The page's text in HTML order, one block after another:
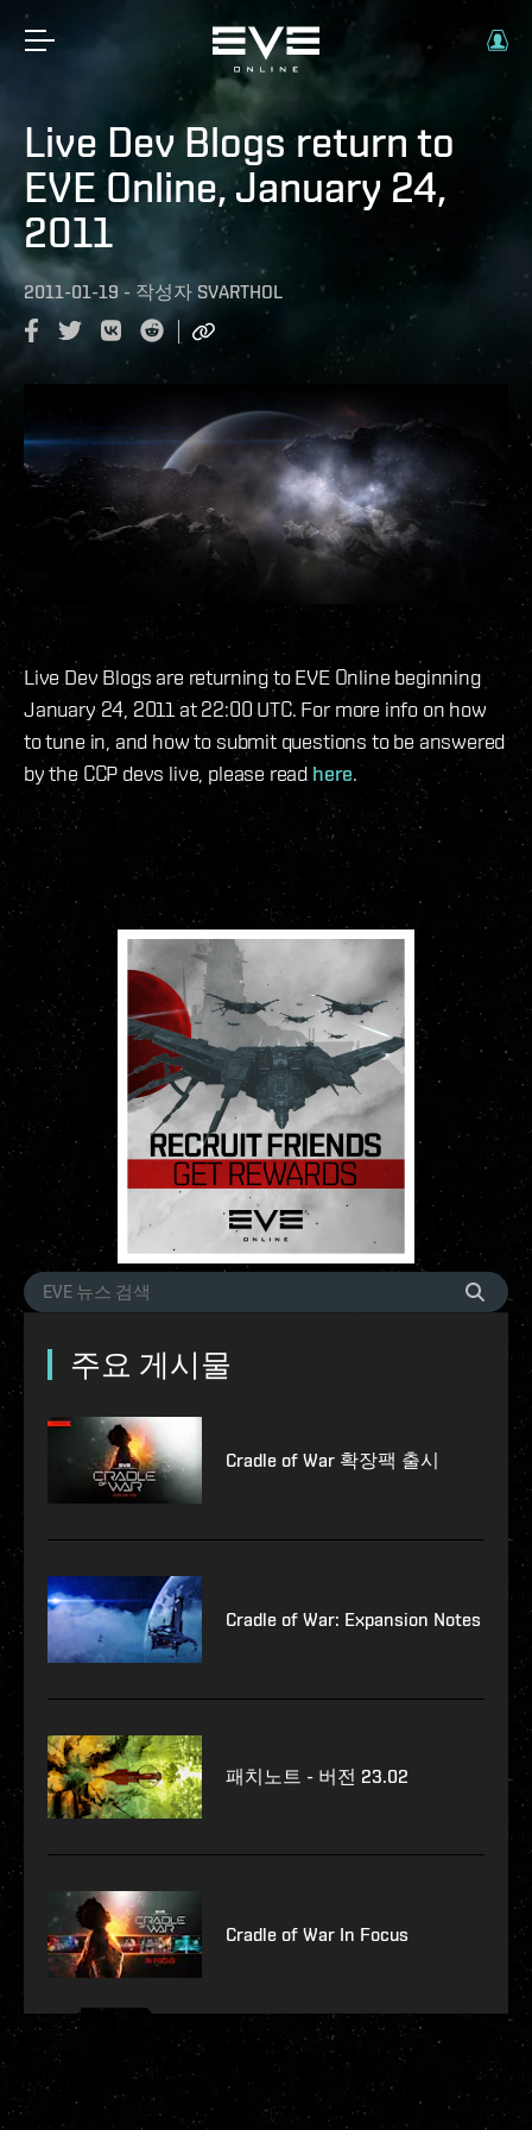
Live Dev Blogs return to
EVE Online, January 24,
2011
2011-01-19 - 작성자 SVARTHOL
Live Dev Blogs are returning to EVE Online beginning
January 24, 2011 at 22:00 UTC. For more info on how
to tune in, and how to submit questions to be answered
by the CCP devs live, please readhere.
주요 게시물
Cradle of War 확장팩 출시
Cradle of War: Expansion Notes
패치노트 - 버전 23.02
Cradle of War In Focus